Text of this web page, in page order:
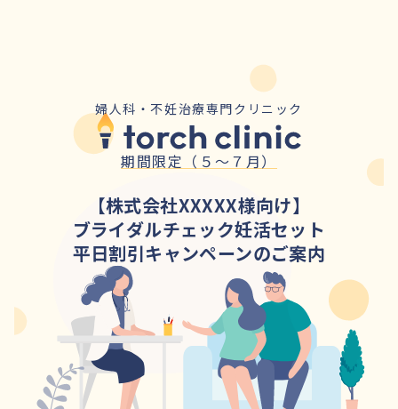
婦人科・不妊治療専門クリニック
期間限定（５〜７月）
【株式会社XXXXX様向け】
ブライダルチェック妊活セット
平日割引キャンペーンのご案内